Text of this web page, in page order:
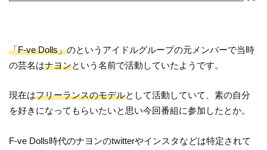
「F-ve Dolls」のというアイドルグループの元メンバーで当時
の芸名はナヨンという名前で活動していたようです。
現在はフリーランスのモデルとして活動していて、素の自分
を好きになってもらいたいと思い今回番組に参加したとか。
F-ve Dolls時代のナヨンのtwitterやインスタなどは特定されて